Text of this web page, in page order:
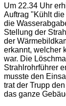
Um 22.34 Uhr
Auftrag "Kühlt
die
Stellung der
der
erkannt, welcher
war. Die
Strahlrohrführer
musste den
trat der Trupp
das ganze